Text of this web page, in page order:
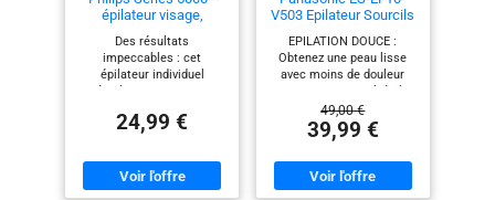
épilateur visage,
épilateur individuel
pour femme, sans fil et
compact, avec tête
hypoallergénique,
rapide du visage,
retouches faciles,
Des résultats
impeccables : cet
épilateur individuel
spécialement conçu pour
douceur les poils les plus
joues et la mâchoire.
Tellement facile ! Douceur
24,99 €
V503 Epilateur Sourcils
Femmes, Épilateur
Sourcils, Lumière LED,
Design Stylo Compact,
EPILATION DOUCE :
Obtenez une peau lisse
avec moins de douleur
qu'avec une pince à épiler
grâce à cet épilateur pour
femmes, conçu pour une
épilation douce des
RETIRE LES POILS FINS :
Capturez les poils courts
49,00 €
39,99 €